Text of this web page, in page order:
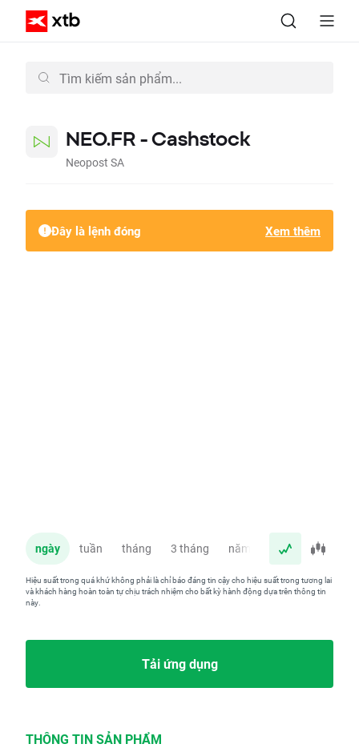
NEO.FR - Cashstock
Neopost SA
Đây là lệnh đóng Xem thêm
ngày tuần tháng 3 tháng năm
Hiệu suất trong quá khứ không phải là chỉ báo đáng tin cậy cho hiệu suất trong tương lai
và khách hàng hoàn toàn tự chịu trách nhiệm cho bất kỳ hành động dựa trên thông tin
này.
Tải ứng dụng
THÔNG TIN SẢN PHẨM